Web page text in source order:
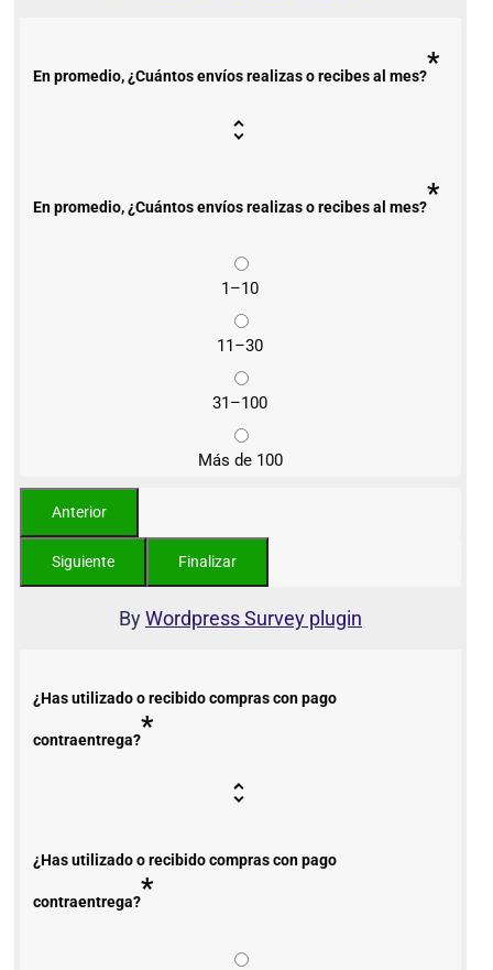
En promedio, ¿Cuántos envíos realizas o recibes al mes?*
En promedio, ¿Cuántos envíos realizas o recibes al mes?*
1–10
11–30
31–100
Más de 100
ByWordpress Survey plugin
¿Has utilizado o recibido compras con pago
contraentrega?*
¿Has utilizado o recibido compras con pago
contraentrega?*